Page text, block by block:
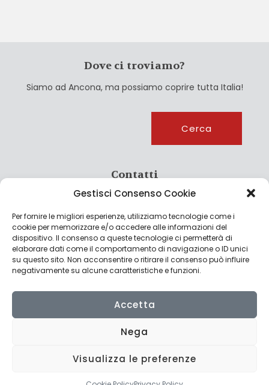
Gestisci Consenso Cookie
Per fornire le migliori esperienze, utilizziamo tecnologie come i
cookie per memorizzare e/o accedere alle informazioni del
dispositivo. Il consenso a queste tecnologie ci permetterà di
elaborare dati come il comportamento di navigazione o ID unici
su questo sito. Non acconsentire o ritirare il consenso può influire
negativamente su alcune caratteristiche e funzioni.
Accetta
Nega
Visualizza le preferenze
Dove ci troviamo?
Siamo ad Ancona, ma possiamo coprire tutta Italia!
Cerca
Contatti
info@culturagroalimentare.com
Note legali
Privacy Policy
© 2022 CulturAgroalimentare di Raffaello De Crescenzo - P.IVA